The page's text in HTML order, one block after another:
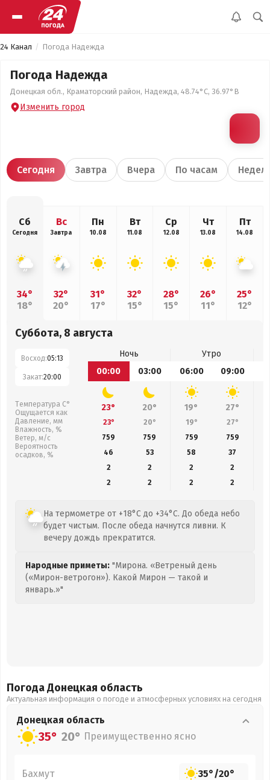
24 Канал Погода Надежда
Погода Надежда
Донецкая обл., Краматорский район, Надежда, 48.74°С, 36.97°В
Изменить город
Сегодня Завтра Вчера По часам
Сб
Сегодня
34°
18°
Вс
Завтра
32°
20°
Пн
10.08
31°
17°
Вт
11.08
32°
15°
Ср
12.08
28°
15°
Чт
13.08
26°
11°
Пт
14.08
25°
12°
Суббота, 8 августа
Восход:05:13
Закат:20:00
Температура С°
Ощущается как
Давление, мм
Влажность, %
Ветер, м/с
Вероятность
осадков, %
Ночь
Утро
00:00
03:00 06:00 09:00
23° 20° 19° 27°
23° 20° 19° 27°
759
759 759 759
46
53 58 37
2
2 2
2
2
2 2 2
На термометре от +18°C до +34°C. До обеда небо
будет чистым. После обеда начнутся ливни. К
вечеру дождь прекратится.
Народные приметы: "Мирона. «Ветреный день
(«Мирон-ветрогон»). Какой Мирон — такой и
январь.»"
Погода Донецкая область
Актуальная информация о погоде и атмосферных условиях на сегодня
Донецкая область
35° 20° Преимущественно ясно
Бахмут 35°/20°